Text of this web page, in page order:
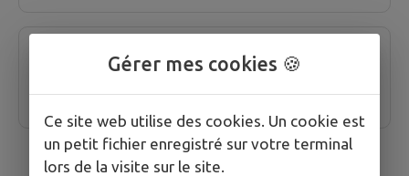
Syndicat Intercommunal Scolaire le 3 V : SIS
(Bruley, Lagney, Pagney Derrière Barine)
Gérer mes cookies 🍪
Ce site web utilise des cookies. Un cookie est
un petit fichier enregistré sur votre terminal
lors de la visite sur le site.